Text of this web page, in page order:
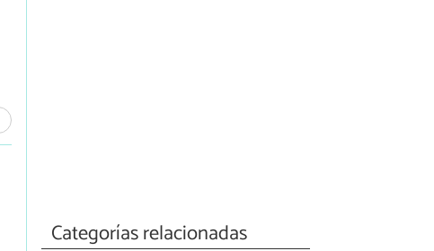
Categorías relacionadas